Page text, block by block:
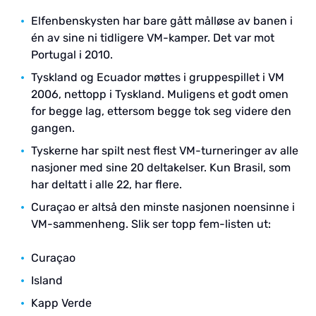
Elfenbenskysten har bare gått målløse av banen i
én av sine ni tidligere VM-kamper. Det var mot
Portugal i 2010.
Tyskland og Ecuador møttes i gruppespillet i VM
2006, nettopp i Tyskland. Muligens et godt omen
for begge lag, ettersom begge tok seg videre den
gangen.
Tyskerne har spilt nest flest VM-turneringer av alle
nasjoner med sine 20 deltakelser. Kun Brasil, som
har deltatt i alle 22, har flere.
Curaçao er altså den minste nasjonen noensinne i
VM-sammenheng. Slik ser topp fem-listen ut:
Curaçao
Island
Kapp Verde